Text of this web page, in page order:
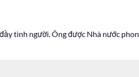
tình người. Ông được Nhà nước